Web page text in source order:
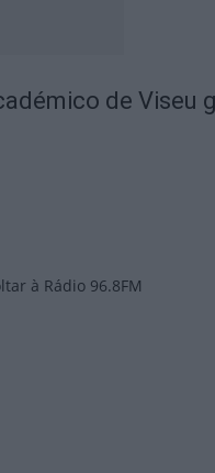
de Viseu
à Rádio 96.8FM